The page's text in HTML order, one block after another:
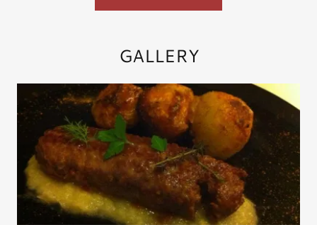
GALLERY